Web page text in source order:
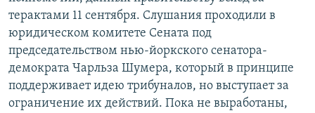
терактами 11 сентября. Слушания проходили в
юридическом комитете Сената под
председательством нью-йоркского сенатора-
демократа Чарльза Шумера, который в принципе
поддерживает идею трибуналов, но выступает за
ограничение их действий. Пока не выработаны,